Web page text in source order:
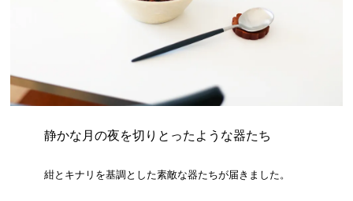
静かな月の夜を切りとったような器たち
紺とキナリを基調とした素敵な器たちが届きました。